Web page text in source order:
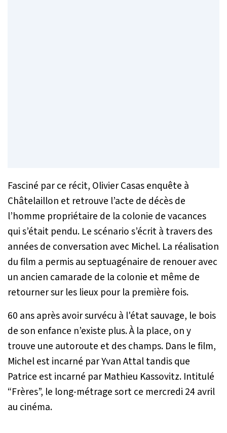
Fasciné par ce récit, Olivier Casas enquête à
Châtelaillon et retrouve l’acte de décès de
l’homme propriétaire de la colonie de vacances
qui s’était pendu. Le scénario s’écrit à travers des
années de conversation avec Michel. La réalisation
du film a permis au septuagénaire de renouer avec
un ancien camarade de la colonie et même de
retourner sur les lieux pour la première fois.
60 ans après avoir survécu à l'état sauvage, le bois
de son enfance n’existe plus. À la place, on y
trouve une autoroute et des champs. Dans le film,
Michel est incarné par Yvan Attal tandis que
Patrice est incarné par Mathieu Kassovitz. Intitulé
“Frères”, le long-métrage sort ce mercredi 24 avril
au cinéma.